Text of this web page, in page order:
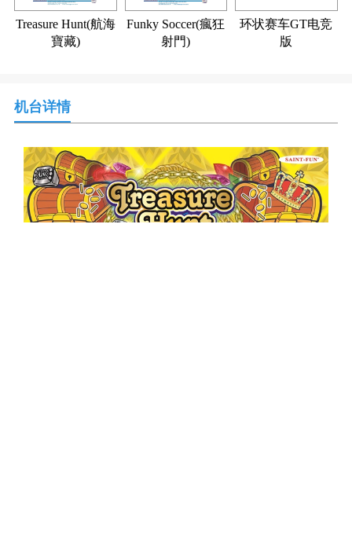
Treasure Hunt(航海
寶藏)
Funky Soccer(瘋狂
射門)
环状赛车GT电竞
版
机台详情